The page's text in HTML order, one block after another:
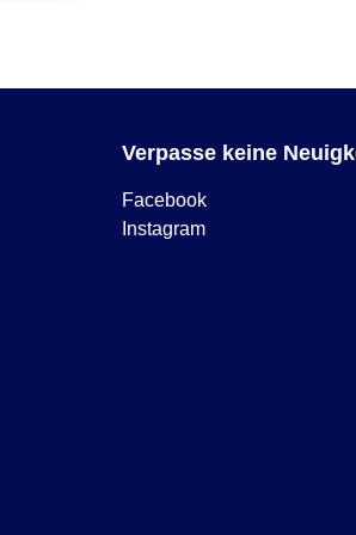
Verpasse keine
Facebook
Instagram